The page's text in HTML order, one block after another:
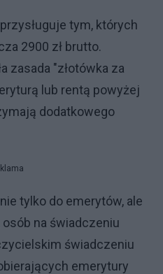
tym, których
2900 zł brutto.
zasada "złotówka za
lub rentą powyżej
dodatkowego
tylko do emerytów, ale
na świadczeniu
świadczeniu
emerytury